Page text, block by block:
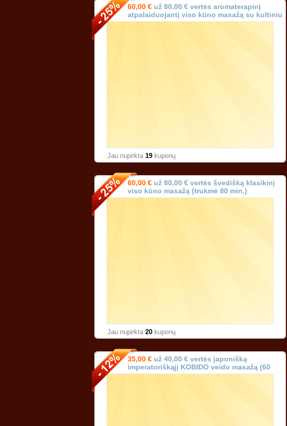
60,00 € už 80,00 € vertės aromaterapinį
atpalaiduojantį viso kūno masažą su kultiniu
prancūzišku aliejumi (trukmė 90 min.)!
Jau nupirkta 19 kuponų
60,00 € už 80,00 € vertės švedišką klasikinį
viso kūno masažą (trukmė 80 min.)
Karoliniškėse Vilniuje!
Jau nupirkta 20 kuponų
35,00 € už 40,00 € vertės japonišką
imperatoriškąjį KOBIDO veido masažą (60
min.) Vilniuje!